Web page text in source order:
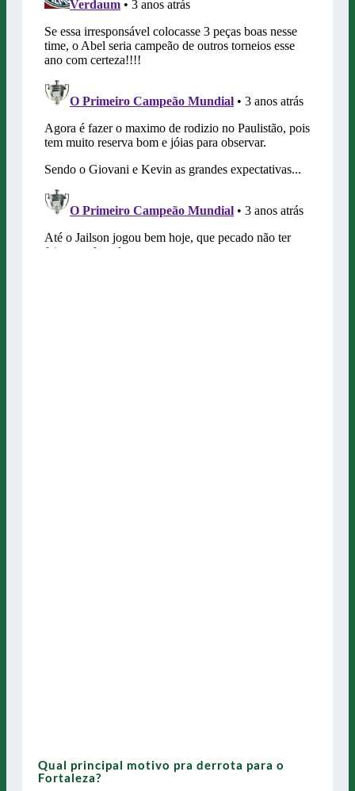
Qual principal motivo pra derrota para o
Fortaleza?